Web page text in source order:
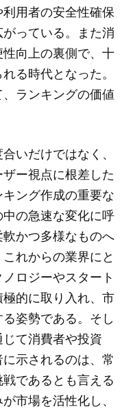
用者の安全性確保
っている。また消
向上の裏側で、十
る時代となった。
ランキングの価値
いだけではなく、
ー視点に根差した
ング作成の重要な
の急速な変化に呼
かつ多様なものへ
れからの業界にと
ロジーやスタート
的に取り入れ、市
姿勢である。そし
て消費者や投資
示されるのは、常
であるとも言える
市場を活性化し、